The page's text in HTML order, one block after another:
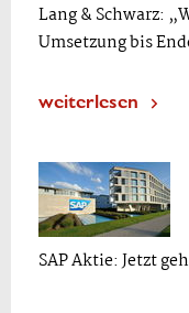
Lang & Schwarz:
Umsetzung bis
weiterlesen
SAP Aktie: Jetzt